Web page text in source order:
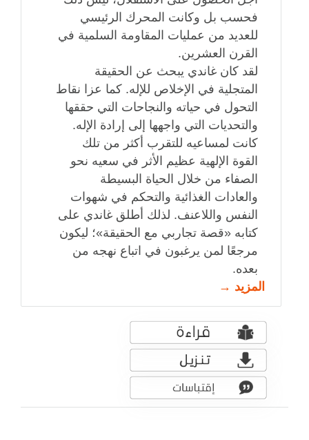
فحسب بل وكانت المحرك الرئيسي
للعديد من عمليات المقاومة السلمية في
القرن العشرين.
لقد كان غاندي يبحث عن الحقيقة
المتجلية في الإخلاص للإله. كما عزا نقاط
التحول في حياته والنجاحات التي حققها
والتحديات التي واجهها إلى إرادة الإله.
كانت لمساعيه للتقرب أكثر من تلك
القوة الإلهية عظيم الأثر في سعيه نحو
الصفاء من خلال الحياة البسيطة
والعادات الغذائية والتحكم في شهوات
النفس واللاعنف. لذلك أطلق غاندي على
كتابه «قصة تجاربي مع الحقيقة»؛ ليكون
مرجعًا لمن يرغبون في اتباع نهجه من
بعده.
المزيد →